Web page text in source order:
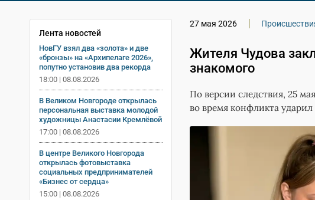
Лента новостей
НовГУ взял два «золота» и две
«бронзы» на «Архипелаге 2026»,
попутно установив два рекорда
18:00 | 08.08.2026
В Великом Новгороде открылась
персональная выставка молодой
художницы Анастасии Кремлёвой
17:00 | 08.08.2026
В центре Великого Новгорода
открылась фотовыставка
социальных предпринимателей
«Бизнес от сердца»
15:00 | 08.08.2026
27 мая 2026
Жителя Чудова
знакомого
По версии следствия, 25
во время конфликта